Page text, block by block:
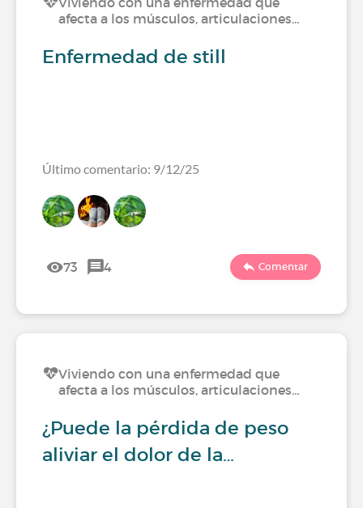
afecta a los músculos, articulaciones…
Enfermedad de still
Último comentario: 9/12/25
73 4 Comentar
Viviendo con una enfermedad que
afecta a los músculos, articulaciones…
¿Puede la pérdida de peso
aliviar el dolor de la…